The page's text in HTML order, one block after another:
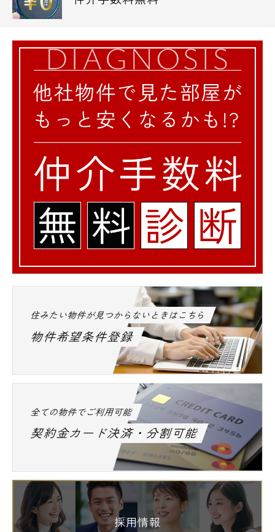
住みたい物件が見つからないときはこちら
物件希望条件登録
全ての物件でご利用可能
契約金カード決済・分割可能
採用情報